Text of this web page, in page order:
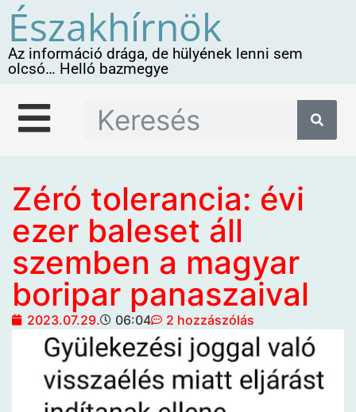
Északhírnök
Az információ drága, de hülyének lenni sem
olcsó… Helló bazmegye
Zéró tolerancia: évi
ezer baleset áll
szemben a magyar
boripar panaszaival
2023.07.29. 06:04 2 hozzászólás